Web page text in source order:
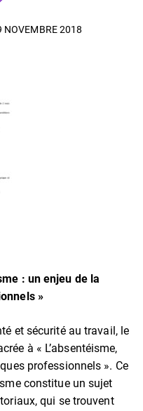
NOVEMBRE 2018
: un enjeu de la
»
et sécurité au travail, le
à « L’absentéisme,
professionnels ». Ce
constitue un sujet
qui se trouvent